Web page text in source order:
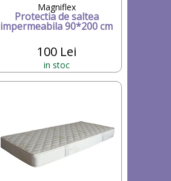
Magniflex
Protectia de saltea
impermeabila 90*200 cm
100 Lei
in stoc